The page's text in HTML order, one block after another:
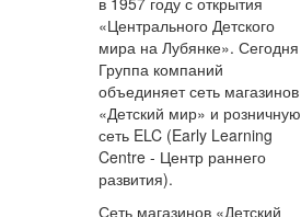
«Центрального Детского
мира на Лубянке». Сегодня
Группа компаний
объединяет сеть магазинов
«Детский мир» и розничную
сеть ELC (Early Learning
Centre - Центр раннего
развития).
Сеть магазинов «Детский